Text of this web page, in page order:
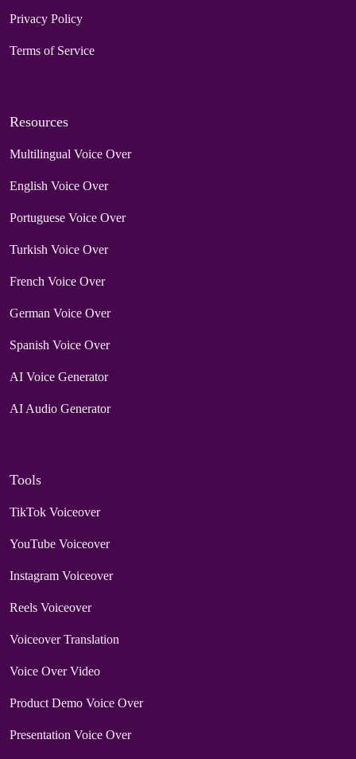
Privacy Policy
Terms of Service
Resources
Multilingual Voice Over
English Voice Over
Portuguese Voice Over
Turkish Voice Over
French Voice Over
German Voice Over
Spanish Voice Over
AI Voice Generator
AI Audio Generator
Tools
TikTok Voiceover
YouTube Voiceover
Instagram Voiceover
Reels Voiceover
Voiceover Translation
Voice Over Video
Product Demo Voice Over
Presentation Voice Over